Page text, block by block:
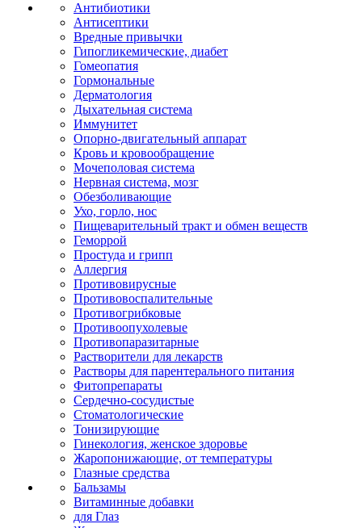
Антибиотики
Антисептики
Вредные привычки
Гипогликемические, диабет
Гомеопатия
Гормональные
Дерматология
Дыхательная система
Иммунитет
Опорно-двигательный аппарат
Кровь и кровообращение
Мочеполовая система
Нервная система, мозг
Обезболивающие
Ухо, горло, нос
Пищеварительный тракт и обмен веществ
Геморрой
Простуда и грипп
Аллергия
Противовирусные
Противовоспалительные
Противогрибковые
Противоопухолевые
Противопаразитарные
Растворители для лекарств
Растворы для парентерального питания
Фитопрепараты
Сердечно-сосудистые
Стоматологические
Тонизирующие
Гинекология, женское здоровье
Жаропонижающие, от температуры
Глазные средства
Бальзамы
Витаминные добавки
для Глаз